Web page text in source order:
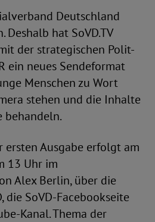
Deutschland
Deshalb hat SoVD.TV
der strategischen Polit-
ein neues Sendeformat
Menschen zu Wort
stehen und die Inhalte
behandeln.
ersten Ausgabe erfolgt am
13 Uhr im
Alex Berlin, über die
die SoVD-Facebookseite
Kanal. Thema der